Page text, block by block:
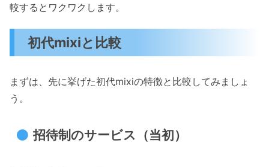
較するとワクワクします。
初代mixiと比較
まずは、先に挙げた初代mixiの特徴と比較してみましょ
う。
招待制のサービス（当初）